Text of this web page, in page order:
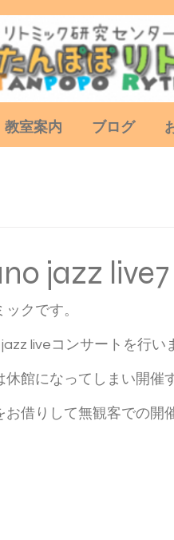
教室案内 ブログ
jazz live7
クです。
liveコンサートを行
館になってしまい開催
借りして無観客での開